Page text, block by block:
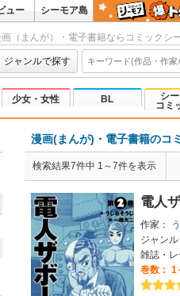
ュー シーモア島
（まんが）・電子書籍ならコミックシ
ジャンルで探す
少女・女性 BL
シ
コミ
漫画(まんが)・電子書籍のコ
検索結果7件中 1～7件を表示
電人
作家：
ジャンル
雑誌・レ
巻数： 1